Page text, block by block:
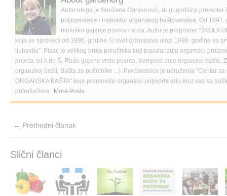
n
e
b
o
o
k
(
O
p
e
n
i
n
d
w
)
n
T
w
t
t
e
r
(
O
p
e
n
s
n
w
d
o
l
n
k
t
o
f
r
i
e
n
d
(
p
s
e
w
d
o
Autor bloga je Snežana Ognjenović, dugogodišnji promoter
poljoprivrede i instruktor organskog baštovanstva. Od
biološko gajenje povrća i voća. Autor je programa "ŠKOLA
koja se sprovodi od 1996. godine. U svet izdavastva ulazi 1996. godine sa
ljubavlju”. Pisac je velikog broja priručnika koji popularizuju organsku
povrća od A do Š, Ređe gajene vrste povrća, Kompost-srce organske bašte,
organskoj bašti, Bašta za početnike ...). Predsednica je udruženja "Centar
ORGANSKA BAŠTA" koje promoviše organsku poljoprivredu kroz rad sa
potrošačima. More Posts
← Prethodni članak
Slični članci